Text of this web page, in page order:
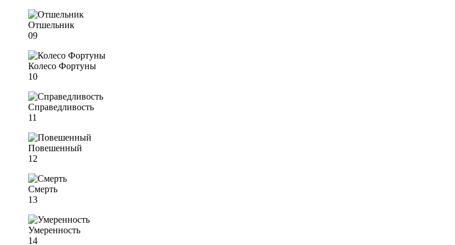
Отшельник
09
Колесо Фортуны
10
Справедливость
11
Повешенный
12
Смерть
13
Умеренность
14